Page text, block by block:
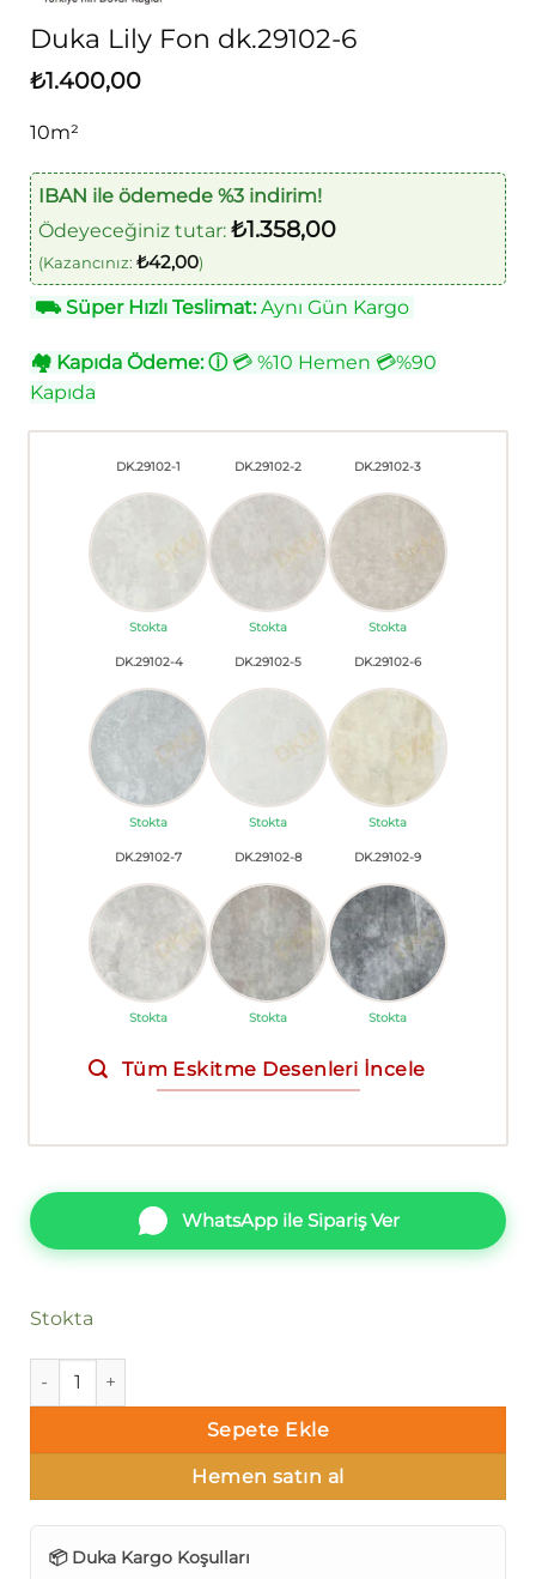
Duka Lily Fon dk.29102-6
₺1.400,00
10m²
IBAN ile ödemede %3 indirim!
Ödeyeceğiniz tutar: ₺1.358,00
(Kazancınız: ₺42,00)
⛟Süper Hızlı Teslimat:Aynı Gün Kargo
🏘 Kapıda Ödeme: ⓘ💳 %10 Hemen 💳%90
Kapıda
DK.29102-1
Stokta
DK.29102-2
Stokta
DK.29102-3
Stokta
DK.29102-4
Stokta
DK.29102-5
Stokta
DK.29102-6
Stokta
DK.29102-7
Stokta
DK.29102-8
Stokta
DK.29102-9
Stokta
Tüm Eskitme Desenleri İncele
WhatsApp ile Sipariş Ver
Stokta
Duka Lily Fon dk.29102-6 adet
Sepete Ekle
Hemen satın al
📦 Duka Kargo Koşulları